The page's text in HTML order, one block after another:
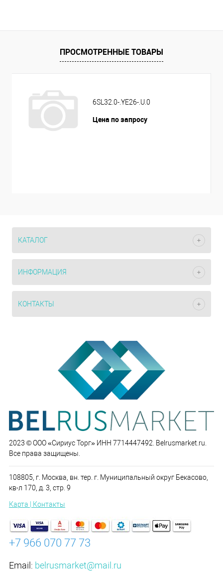
ПРОСМОТРЕННЫЕ ТОВАРЫ
6SL32.0-.YE26-.U.0
Цена по запросу
КАТАЛОГ
ИНФОРМАЦИЯ
КОНТАКТЫ
2023 © ООО «Сириус Торг» ИНН 7714447492. Belrusmarket.ru.
Все права защищены.
108805, г. Москва, вн. тер. г. Муниципальный округ Бекасово,
кв-л 170, д. 3, стр. 9
Карта | Контакты
+7 966 070 77 73
Email: belrusmarket@mail.ru